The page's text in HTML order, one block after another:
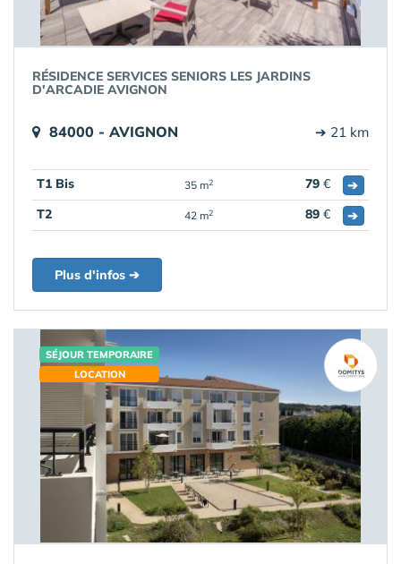
RÉSIDENCE SERVICES SENIORS LES JARDINS
D'ARCADIE AVIGNON
84000 - AVIGNON ➔ 21 km
T1 Bis 35 m2 79 €
➔
T2
42 m2 89 € ➔
Plus d'infos ➔
SÉJOUR TEMPORAIRE
LOCATION